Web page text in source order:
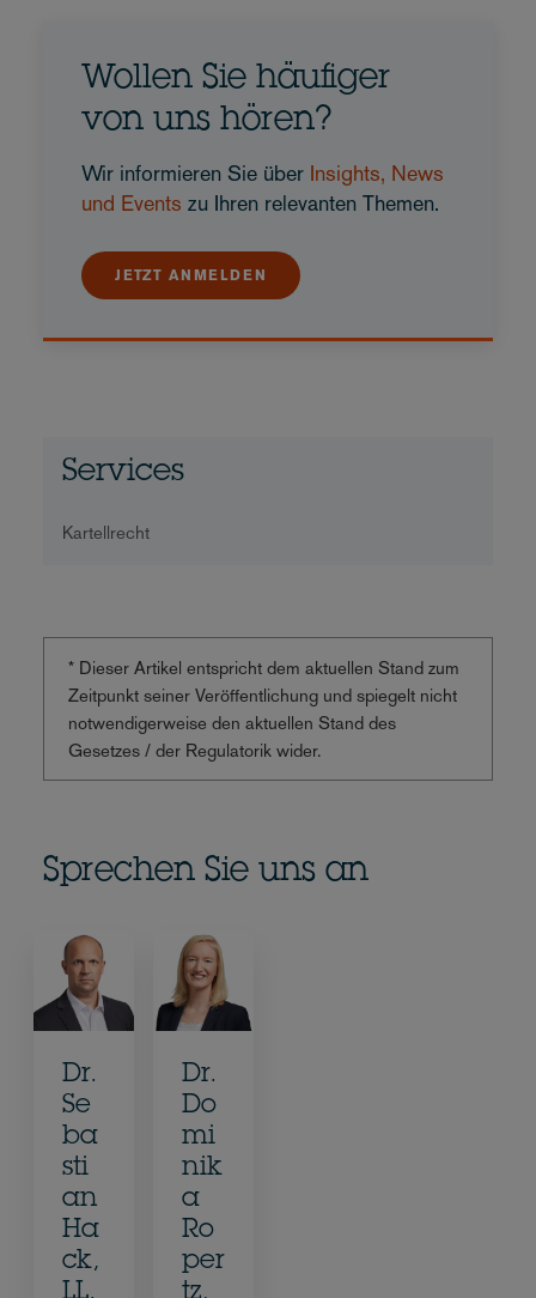
Wollen Sie häufiger
von uns hören?
Wir informieren Sie über Insights, News
und Events zu Ihren relevanten Themen.
JETZT ANMELDEN
Services
Kartellrecht
* Dieser Artikel entspricht dem aktuellen Stand zum
Zeitpunkt seiner Veröffentlichung und spiegelt nicht
notwendigerweise den aktuellen Stand des
Gesetzes / der Regulatorik wider.
Sprechen Sie uns an
Dr.
Se
ba
sti
an
Ha
ck,
Dr.
Do
mi
nik
a
Ro
per